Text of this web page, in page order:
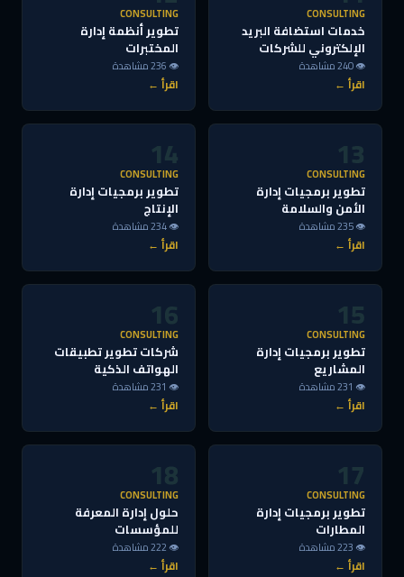
CONSULTING
خدمات استضافة البريد
الإلكتروني للشركات
👁 240 مشاهدة
اقرأ ←
CONSULTING
تطوير أنظمة إدارة
المختبرات
👁 236 مشاهدة
اقرأ ←
13
CONSULTING
تطوير برمجيات إدارة
الأمن والسلامة
👁 235 مشاهدة
اقرأ ←
14
CONSULTING
تطوير برمجيات إدارة
الإنتاج
👁 234 مشاهدة
اقرأ ←
15
CONSULTING
تطوير برمجيات إدارة
المشاريع
👁 231 مشاهدة
اقرأ ←
16
CONSULTING
شركات تطوير تطبيقات
الهواتف الذكية
👁 231 مشاهدة
اقرأ ←
17
CONSULTING
تطوير برمجيات إدارة
المطارات
👁 223 مشاهدة
اقرأ ←
18
CONSULTING
حلول إدارة المعرفة
للمؤسسات
👁 222 مشاهدة
اقرأ ←